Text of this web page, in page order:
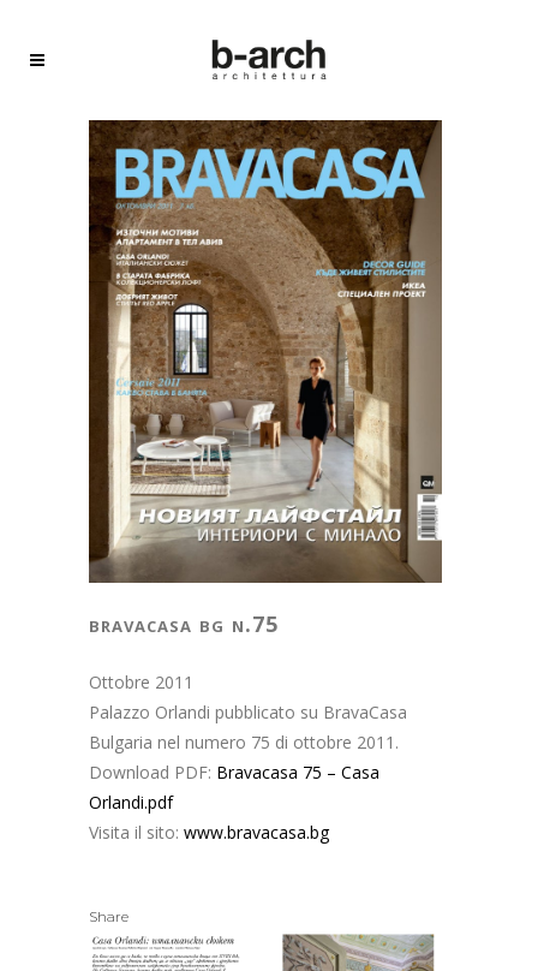
bravacasa bg n.75
Ottobre 2011
Palazzo Orlandi pubblicato su BravaCasa
Bulgaria nel numero 75 di ottobre 2011.
Download PDF: Bravacasa 75 – Casa
Orlandi.pdf
Visita il sito: www.bravacasa.bg
Share